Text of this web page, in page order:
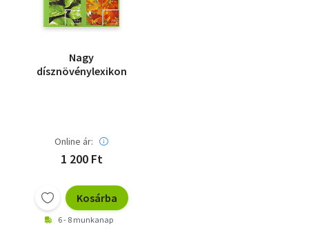
Nagy
dísznövénylexikon
Online ár:
1 200 Ft
Kosárba
6 - 8 munkanap